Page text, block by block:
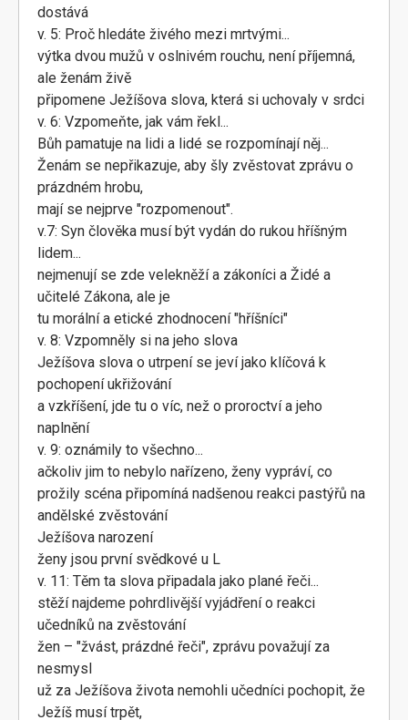
dostává
v. 5: Proč hledáte živého mezi mrtvými...
výtka dvou mužů v oslnivém rouchu, není příjemná,
ale ženám živě
připomene Ježíšova slova, která si uchovaly v srdci
v. 6: Vzpomeňte, jak vám řekl...
Bůh pamatuje na lidi a lidé se rozpomínají něj...
Ženám se nepřikazuje, aby šly zvěstovat zprávu o
prázdném hrobu,
mají se nejprve "rozpomenout".
v.7: Syn člověka musí být vydán do rukou hříšným
lidem...
nejmenují se zde velekněží a zákoníci a Židé a
učitelé Zákona, ale je
tu morální a etické zhodnocení "hříšníci"
v. 8: Vzpomněly si na jeho slova
Ježíšova slova o utrpení se jeví jako klíčová k
pochopení ukřižování
a vzkříšení, jde tu o víc, než o proroctví a jeho
naplnění
v. 9: oznámily to všechno...
ačkoliv jim to nebylo nařízeno, ženy vypráví, co
prožily scéna připomíná nadšenou reakci pastýřů na
andělské zvěstování
Ježíšova narození
ženy jsou první svědkové u L
v. 11: Těm ta slova připadala jako plané řeči...
stěží najdeme pohrdlivější vyjádření o reakci
učedníků na zvěstování
žen – "žvást, prázdné řeči", zprávu považují za
nesmysl
už za Ježíšova života nemohli učedníci pochopit, že
Ježíš musí trpět,